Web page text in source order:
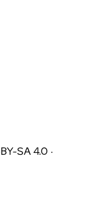
SA 4.0 ·